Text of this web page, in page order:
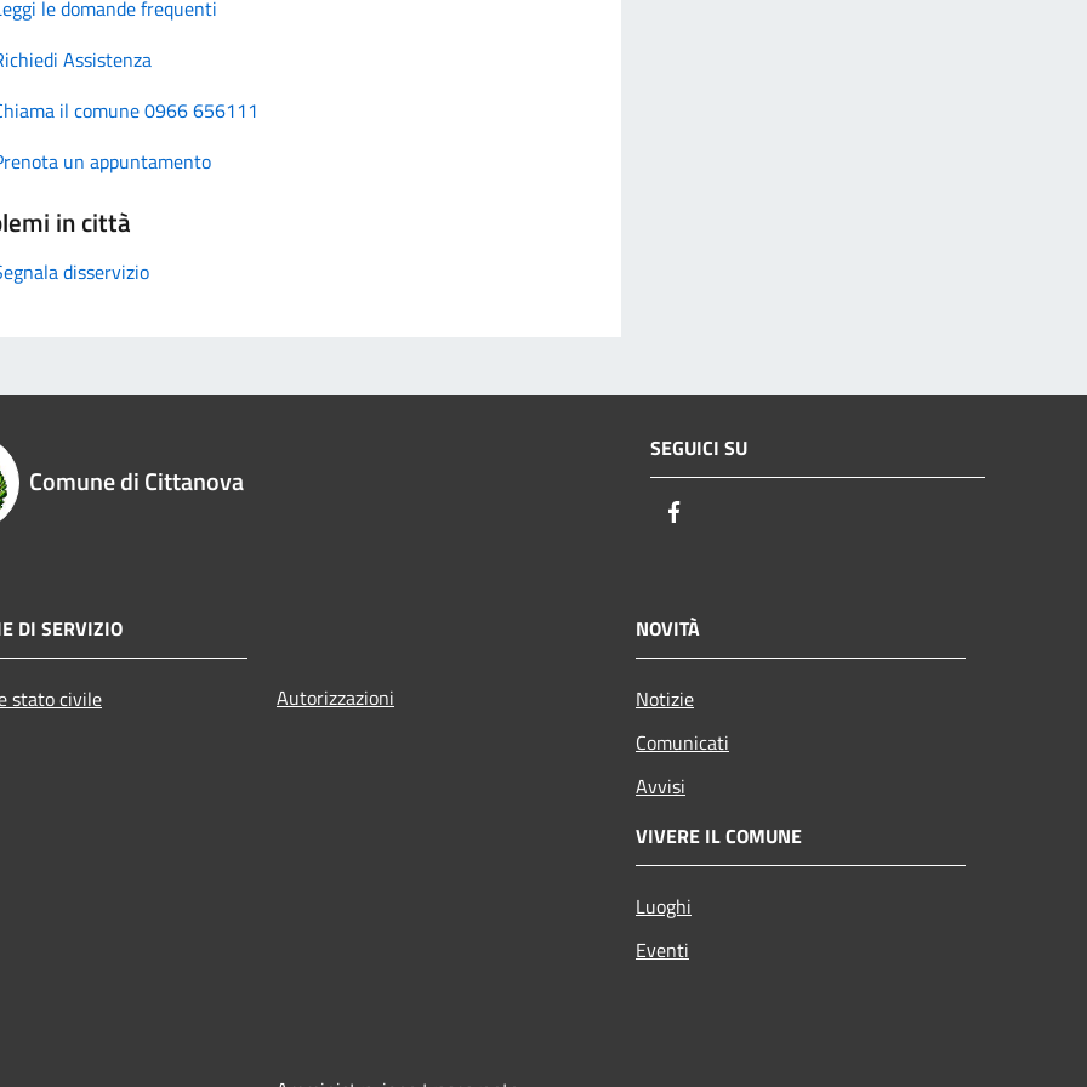
le domande frequenti
Assistenza
il comune 0966 656111
un appuntamento
in città
disservizio
Comune di Cittanova
SEGUICI SU
DI SERVIZIO
stato civile Autorizzazioni
NOVITÀ
Notizie
Comunicati
Avvisi
VIVERE IL COMUNE
Luoghi
Eventi